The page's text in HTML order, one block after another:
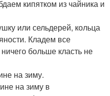
кипятком из чайника и
или сельдерей, кольца
Кладем все
больше класть не